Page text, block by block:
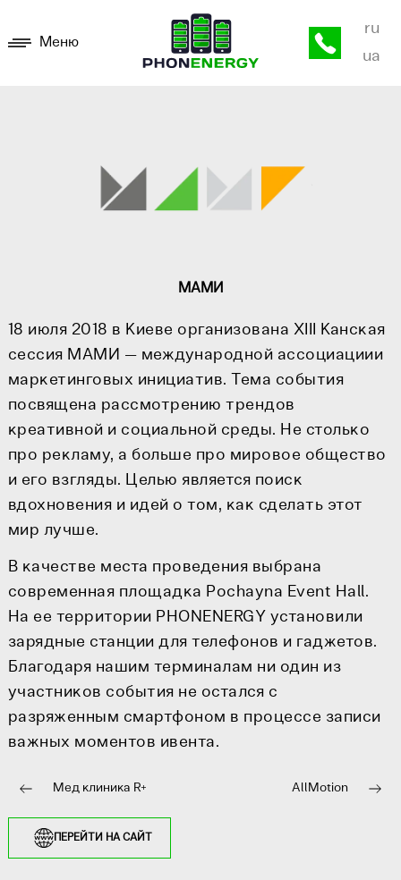
Меню
ru
ua
МАМИ
18 июля 2018 в Киеве организована XIII Канская
сессия МАМИ — международной ассоциациии
маркетинговых инициатив. Тема события
посвящена рассмотрению трендов
креативной и социальной среды. Не столько
про рекламу, а больше про мировое общество
и его взгляды. Целью является поиск
вдохновения и идей о том, как сделать этот
мир лучше.
В качестве места проведения выбрана
современная площадка Pochayna Event Hall.
На ее территории PHONENERGY установили
зарядные станции для телефонов и гаджетов.
Благодаря нашим терминалам ни один из
участников события не остался с
разряженным смартфоном в процессе записи
важных моментов ивента.
Мед клиника R+ AllMotion
ПЕРЕЙТИ НА САЙТ